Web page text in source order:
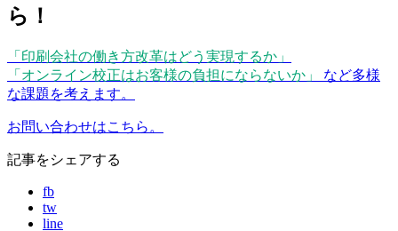
ら！
「印刷会社の働き方改革はどう実現するか」
「オンライン校正はお客様の負担にならないか」
など多様
な課題を考えます。
お問い合わせはこちら。
記事をシェアする
fb
tw
line